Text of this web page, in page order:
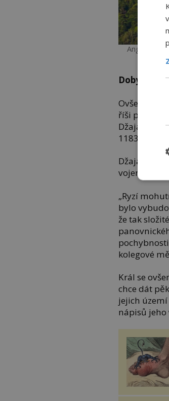
Angkor
Ovšem
říši
1183
vojenství,
„Ryzí
bylo
že tak
kolegové
Král se
chce dát
jejich
nápisů jeho